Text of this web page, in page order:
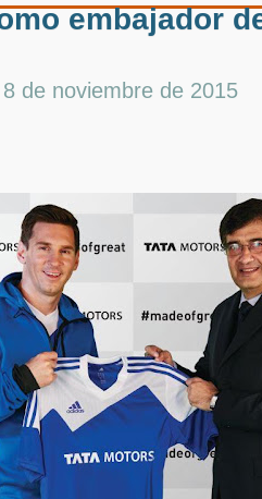
embajador
de noviembre de 2015